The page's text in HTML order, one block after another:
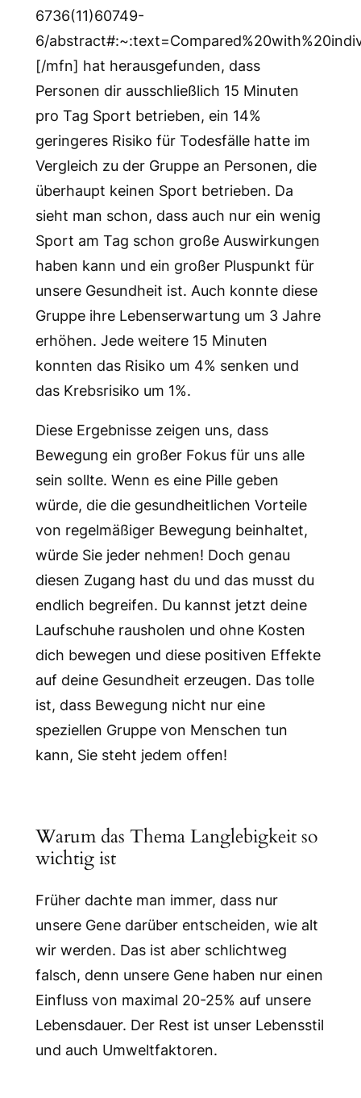
6736(11)60749-
6/
[/mfn] hat herausgefunden, dass
Personen dir ausschließlich 15 Minuten
pro Tag Sport betrieben, ein 14%
geringeres Risiko für Todesfälle hatte im
Vergleich zu der Gruppe an Personen, die
überhaupt keinen Sport betrieben. Da
sieht man schon, dass auch nur ein wenig
Sport am Tag schon große Auswirkungen
haben kann und ein großer Pluspunkt für
unsere Gesundheit ist. Auch konnte diese
Gruppe ihre Lebenserwartung um 3 Jahre
erhöhen. Jede weitere 15 Minuten
konnten das Risiko um 4% senken und
das Krebsrisiko um 1%.
Diese Ergebnisse zeigen uns, dass
Bewegung ein großer Fokus für uns alle
sein sollte. Wenn es eine Pille geben
würde, die die gesundheitlichen Vorteile
von regelmäßiger Bewegung beinhaltet,
würde Sie jeder nehmen! Doch genau
diesen Zugang hast du und das musst du
endlich begreifen. Du kannst jetzt deine
Laufschuhe rausholen und ohne Kosten
dich bewegen und diese positiven Effekte
auf deine Gesundheit erzeugen. Das tolle
ist, dass Bewegung nicht nur eine
speziellen Gruppe von Menschen tun
kann, Sie steht jedem offen!
Warum das Thema Langlebigkeit so
wichtig ist
Früher dachte man immer, dass nur
unsere Gene darüber entscheiden, wie alt
wir werden. Das ist aber schlichtweg
falsch, denn unsere Gene haben nur einen
Einfluss von maximal 20-25% auf unsere
Lebensdauer. Der Rest ist unser Lebensstil
und auch Umweltfaktoren.